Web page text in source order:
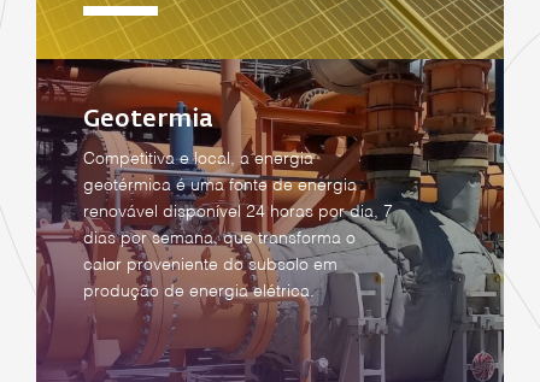
Geotermia
Competitiva e local, a energia
geotérmica é uma fonte de energia
renovável disponível 24 horas por dia, 7
dias por semana, que transforma o
calor proveniente do subsolo em
produção de energia elétrica.